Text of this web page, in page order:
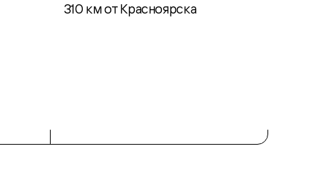
310 км от Красноярска